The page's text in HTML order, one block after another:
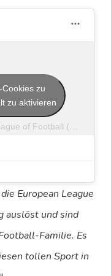
zu
zu aktivieren
European League
auslöst und sind
Familie. Es
tollen Sport in